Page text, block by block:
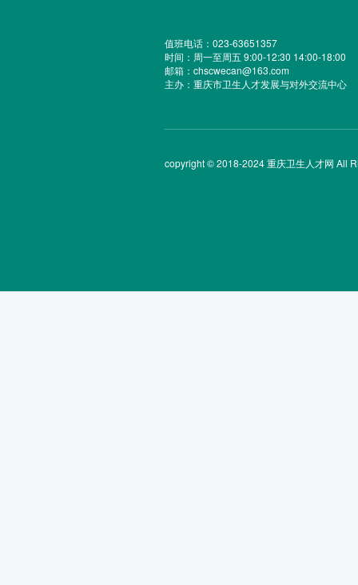
值班电话：023-63651357
时间：周一至周五 9:00-12:30 14:00-18:00
邮箱：chscwecan@163.com
主办：重庆市卫生人才发展与对外交流中心
copyright © 2018-2024 重庆卫生人才网 All